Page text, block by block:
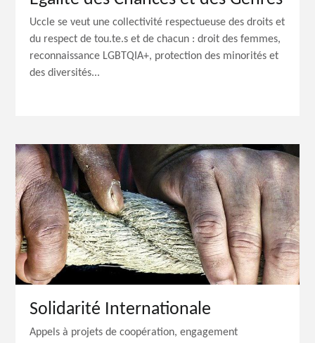
Uccle se veut une collectivité respectueuse des droits et
du respect de tou.te.s et de chacun : droit des femmes,
reconnaissance LGBTQIA+, protection des minorités et
des diversités...
Solidarité Internationale
Appels à projets de coopération, engagement